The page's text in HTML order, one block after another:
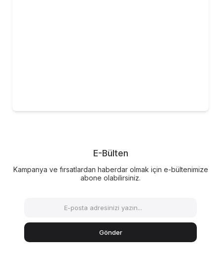
E-Bülten
Kampanya ve fırsatlardan haberdar olmak için e-bültenimize
abone olabilirsiniz.
Gönder